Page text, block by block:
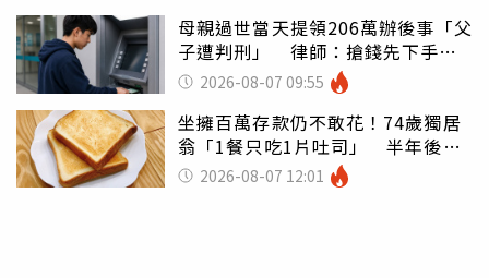
母親過世當天提領206萬辦後事「父
子遭判刑」 律師：搶錢先下手是
罪 2026-08-07 09:55
坐擁百萬存款仍不敢花！74歲獨居
翁「1餐只吃1片吐司」 半年後暴
瘦嚇壞女兒
2026-08-07 12:01